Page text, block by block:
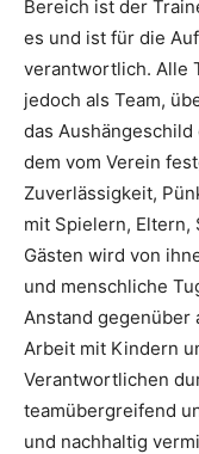
Bereich ist der
es und ist für die
verantwortlich. Alle
jedoch als Team,
das
dem vom Verein
Zuverlässigkeit,
mit Spielern, Eltern,
Gästen wird von
und menschliche
Anstand gegenüber
Arbeit mit Kindern
Verantwortlichen
teamübergreifend
und nachhaltig